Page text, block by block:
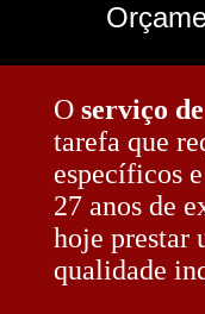
O serviço
tarefa que
específicos
27 anos de
hoje prestar
qualidade